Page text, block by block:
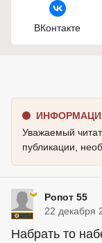
ВКонтакте
Уважаемый
публикации,
Ропот 55
22 декабря
Набрать то